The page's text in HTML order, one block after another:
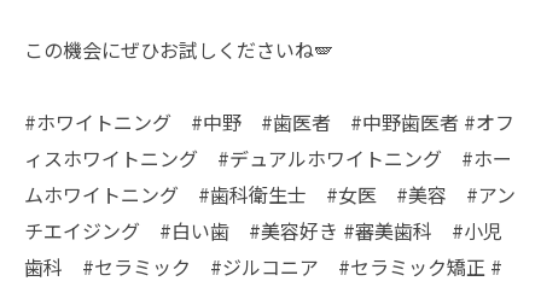
この機会にぜひお試しくださいね🪽
#ホワイトニング #中野 #歯医者 #中野歯医者 #オフ
ィスホワイトニング #デュアルホワイトニング #ホー
ムホワイトニング #歯科衛生士 #女医 #美容 #アン
チエイジング #白い歯 #美容好き #審美歯科 #小児
歯科 #セラミック #ジルコニア #セラミック矯正 #